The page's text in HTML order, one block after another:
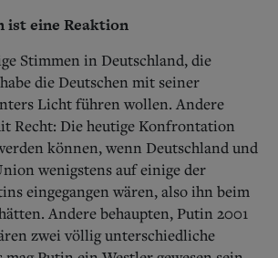
eine Reaktion
Stimmen in Deutschland, die
die Deutschen mit seiner
Licht führen wollen. Andere
Recht: Die heutige Konfrontation
können, wenn Deutschland und
wenigstens auf einige der
eingegangen wären, also ihn beim
Andere behaupten, Putin 2001
zwei völlig unterschiedliche